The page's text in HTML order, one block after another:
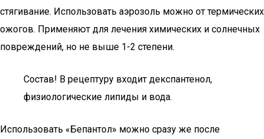
стягивание. Использовать аэрозоль можно от термических
ожогов. Применяют для лечения химических и солнечных
повреждений, но не выше 1-2 степени.
Состав! В рецептуру входит декспантенол,
физиологические липиды и вода.
Использовать «Бепантол» можно сразу же после